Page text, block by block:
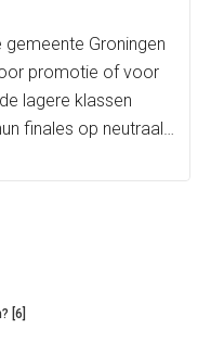
Groningen
promotie of voor
lagere klassen
finales op neutraal…
[6]